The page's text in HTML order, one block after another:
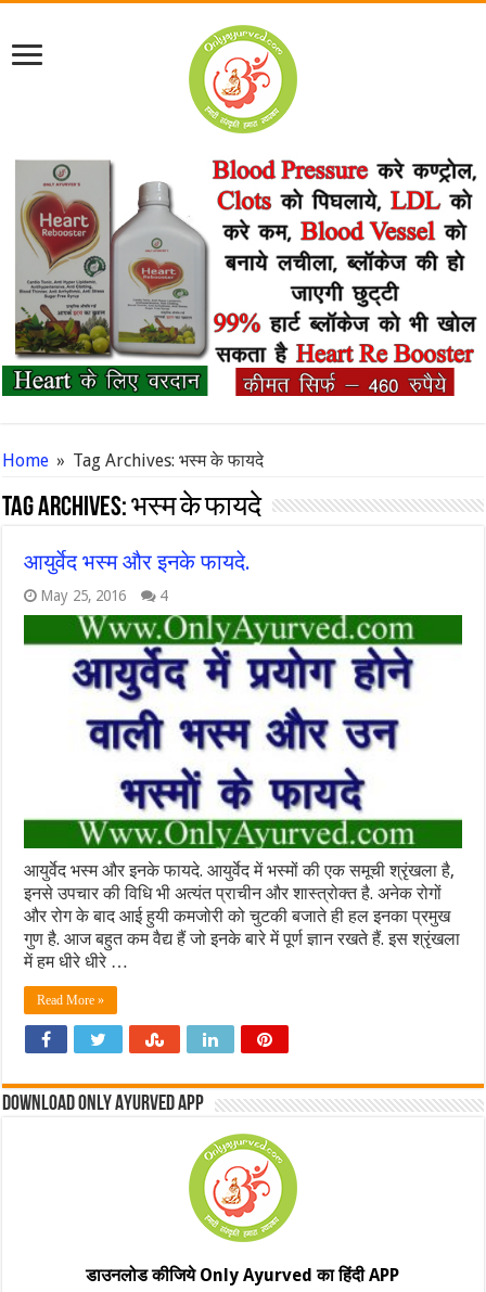
Home » Tag Archives: भस्म के फायदे
Tag Archives:भस्म के फायदे
आयुर्वेद भस्म और इनके फायदे.
May 25, 2016 4
आयुर्वेद भस्म और इनके फायदे. आयुर्वेद में भस्मों की एक समूची श्रृंखला है,
इनसे उपचार की विधि भी अत्यंत प्राचीन और शास्त्रोक्त है. अनेक रोगों
और रोग के बाद आई हुयी कमजोरी को चुटकी बजाते ही हल इनका प्रमुख
गुण है. आज बहुत कम वैद्य हैं जो इनके बारे में पूर्ण ज्ञान रखते हैं. इस श्रृंखला
में हम धीरे धीरे …
Read More »
Download Only Ayurved App
डाउनलोड कीजिये Only Ayurved का हिंदी APP